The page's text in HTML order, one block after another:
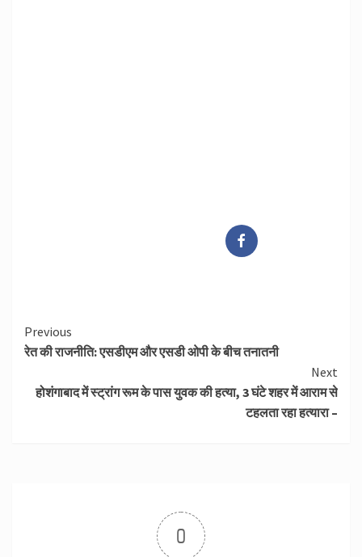
Continue
Reading
Previous
रेत की राजनीति: एसडीएम और एसडी ओपी के बीच तनातनी
Next
होशंगाबाद में स्ट्रांग रूम के पास युवक की हत्या, 3 घंटे शहर में आराम से
टहलता रहा हत्यारा –
0